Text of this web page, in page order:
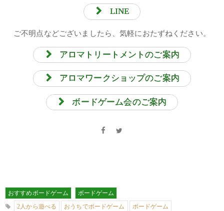
LINE
ご不明点などございましたら、気軽におたずねください。
アロマトリートメントのご案内
アロマワークショップのご案内
ボードゲーム会のご案内
おすすめボードゲーム
ボードゲーム
2人から遊べる
おうちでボードゲーム
ボードゲーム